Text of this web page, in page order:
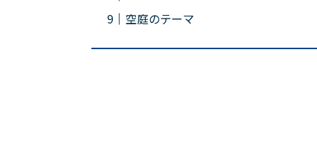
空庭のテーマ